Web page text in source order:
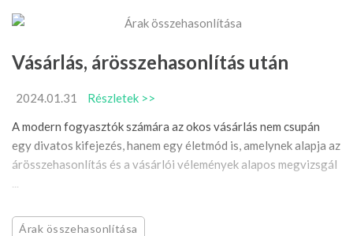
Vásárlás, árösszehasonlítás után
2024.01.31
Részletek >>
A modern fogyasztók számára az okos vásárlás nem csupán
egy divatos kifejezés, hanem egy életmód is, amelynek alapja az
árösszehasonlítás és a vásárlói vélemények alapos megvizsgál
...
Árak összehasonlítása